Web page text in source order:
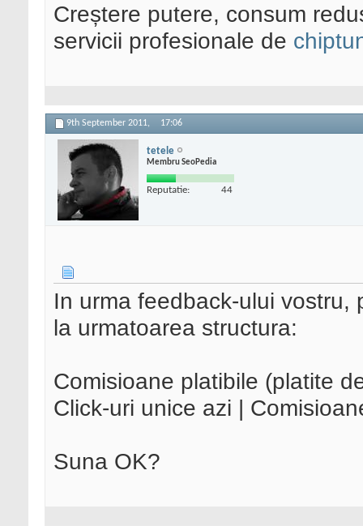
Creștere putere, consum
servicii profesionale de
9th September 2011, 17:06
tetele
Membru SeoPedia
Reputatie: 44
In urma feedback-ului vostru,
la urmatoarea structura:
Comisioane platibile (platite
Click-uri unice azi |
Suna OK?